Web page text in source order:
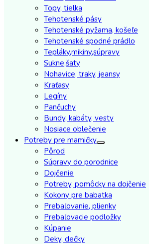
Topy, tielka
Tehotenské pásy
Tehotenské pyžama, košeľe
Tehotenské spodné prádlo
Tepláky,mikiny,súpravy
Sukne,šaty
Nohavice, traky, jeansy
Kraťasy
Legíny
Pančuchy
Bundy, kabáty, vesty
Nosiace oblečenie
Potreby pre mamičky
Pôrod
Súpravy do porodnice
Dojčenie
Potreby, pomôcky na dojčenie
Kokony pre babatka
Prebaľovanie, plienky
Prebaľovacie podložky
Kúpanie
Deky, dečky